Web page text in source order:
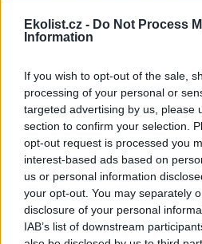
Ekolist.cz - Do Not Process
Information
If you wish to opt-out of the sale,
processing of your personal or
targeted advertising by us, please
section to confirm your selection.
opt-out request is processed you
interest-based ads based on
us or personal information
your opt-out. You may separately
disclosure of your personal
IAB’s list of downstream
kontrolovat povolené odběry. Výzva
všechny obce spadající pod Jihlavu
Celníci odhalili gang
stovku ptáků
5.8.2026 20:13 (ČTK)
zajištěním zvířat celníkům pomohly
ostravské zahradě také papoušci